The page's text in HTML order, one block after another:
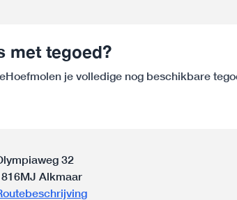
met tegoed?
je volledige nog beschikbare
32
Alkmaar